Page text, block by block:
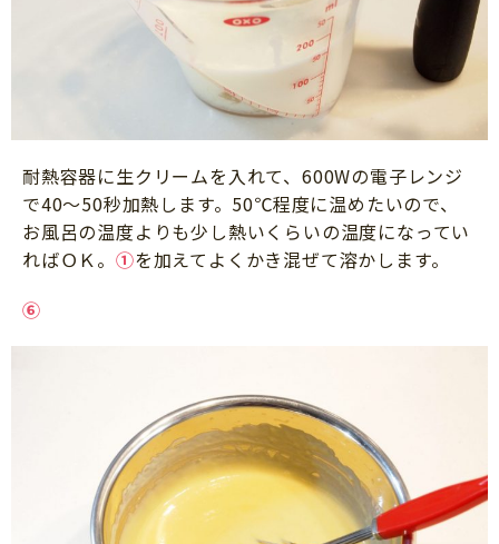
耐熱容器に生クリームを入れて、600Wの電子レンジ
で40～50秒加熱します。50℃程度に温めたいので、
お風呂の温度よりも少し熱いくらいの温度になってい
ればＯＫ。 ①を加えてよくかき混ぜて溶かします。
⑥